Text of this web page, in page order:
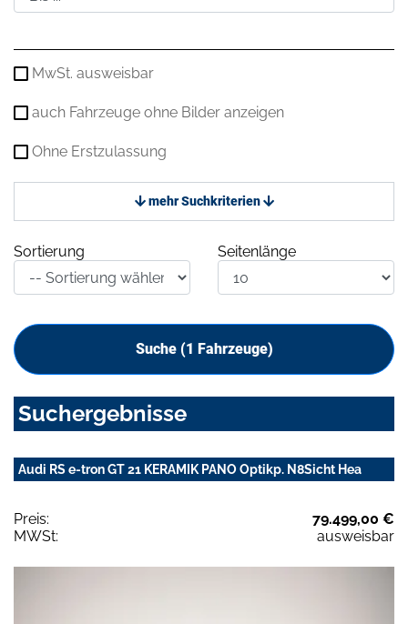
MwSt. ausweisbar
auch Fahrzeuge ohne Bilder anzeigen
Ohne Erstzulassung
mehr Suchkriterien
Sortierung Seitenlänge
Suche (1 Fahrzeuge)
Suchergebnisse
Audi RS e-tron GT 21 KERAMIK PANO Optikp. N8Sicht Hea
Preis:
79.499,00 €
MWSt:
ausweisbar